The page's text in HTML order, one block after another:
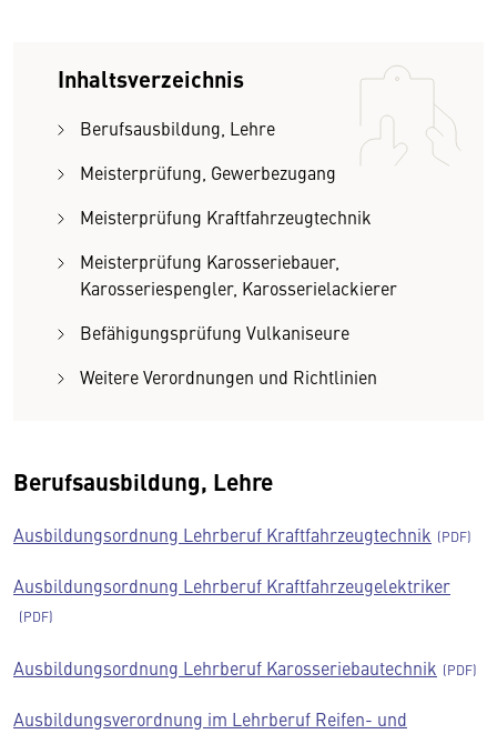
Inhaltsverzeichnis
Berufsausbildung, Lehre
Meisterprüfung, Gewerbezugang
Meisterprüfung Kraftfahrzeugtechnik
Meisterprüfung Karosseriebauer,
Karosseriespengler, Karosserielackierer
Befähigungsprüfung Vulkaniseure
Weitere Verordnungen und Richtlinien
Berufsausbildung, Lehre
Ausbildungsordnung Lehrberuf Kraftfahrzeugtechnik
Ausbildungsordnung Lehrberuf Kraftfahrzeugelektriker
Ausbildungsordnung Lehrberuf Karosseriebautechnik
Ausbildungsverordnung im Lehrberuf Reifen- und